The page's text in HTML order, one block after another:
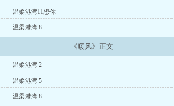
温柔港湾11想你
温柔港湾 8
《暖风》正文
温柔港湾 2
温柔港湾 5
温柔港湾 8